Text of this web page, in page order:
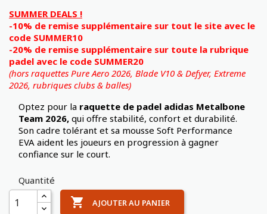
SUMMER DEALS !
-10% de remise supplémentaire sur tout le site avec le
code SUMMER10
-20% de remise supplémentaire sur toute la rubrique
padel avec le code SUMMER20
(hors raquettes Pure Aero 2026, Blade V10 & Defyer, Extreme
2026, rubriques clubs & balles)
Optez pour la raquette de padel adidas Metalbone
Team 2026, qui offre stabilité, confort et durabilité.
Son cadre tolérant et sa mousse Soft Performance
EVA aident les joueurs en progression à gagner
confiance sur le court.
Quantité
 AJOUTER AU PANIER